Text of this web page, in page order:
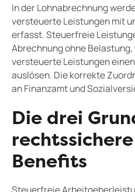
In der Lohnabrechnung
versteuerte Leistungen mit
erfasst. Steuerfreie
Abrechnung ohne
versteuerte Leistungen
auslösen. Die korrekte
an Finanzamt und
Die drei
Benefits